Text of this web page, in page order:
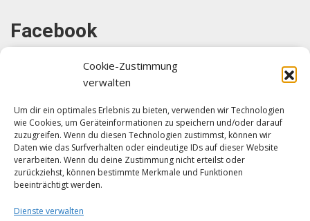
Cookie-Zustimmung
verwalten
Um dir ein optimales Erlebnis zu bieten, verwenden wir Technologien
wie Cookies, um Geräteinformationen zu speichern und/oder darauf
zuzugreifen. Wenn du diesen Technologien zustimmst, können wir
Daten wie das Surfverhalten oder eindeutige IDs auf dieser Website
verarbeiten. Wenn du deine Zustimmung nicht erteilst oder
zurückziehst, können bestimmte Merkmale und Funktionen
beeinträchtigt werden.
Dienste verwalten
Facebook
Klicke auf "Ich stimme zu", um Facebook
zu aktivieren
Ich stimme zu